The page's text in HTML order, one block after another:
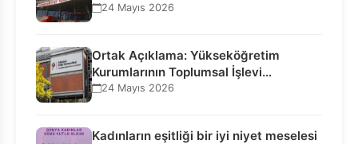
Seçilmiş…
24 Mayıs 2026
Ortak Açıklama: Yükseköğretim
Kurumlarının Toplumsal İşlevi
Kurucularının Ticari Akıbetine
24 Mayıs 2026
Kadınların eşitliği bir iyi niyet meselesi